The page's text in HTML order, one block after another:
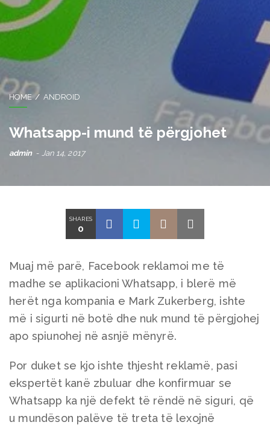
HOME ANDROID
Whatsapp-i mund të përgjohet
admin Jan 14, 2017
SHARES
0
Muaj më parë, Facebook reklamoi me të
madhe se aplikacioni Whatsapp, i blerë më
herët nga kompania e Mark Zukerberg, ishte
më i sigurti në botë dhe nuk mund të përgjohej
apo spiunohej në asnjë mënyrë.
Por duket se kjo ishte thjesht reklamë, pasi
ekspertët kanë zbuluar dhe konfirmuar se
Whatsapp ka një defekt të rëndë në siguri, që
u mundëson palëve të treta të lexojnë